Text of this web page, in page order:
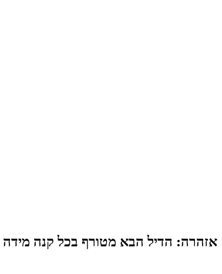
אזהרה: הדיל הבא מטורף בכל קנה מידה